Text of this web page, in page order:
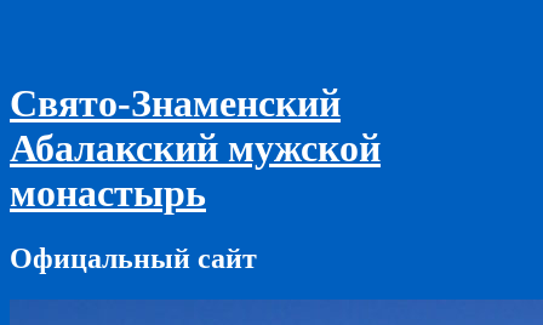
Свято-Знаменский
Абалакский мужской
монастырь
Офицальный сайт